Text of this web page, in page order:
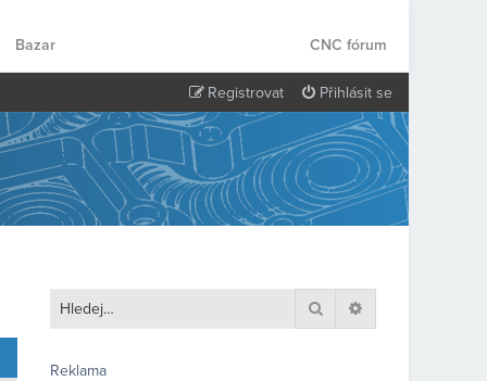
Bazar CNC fórum
Přihlásit se
Registrovat
Hledat
Reklama